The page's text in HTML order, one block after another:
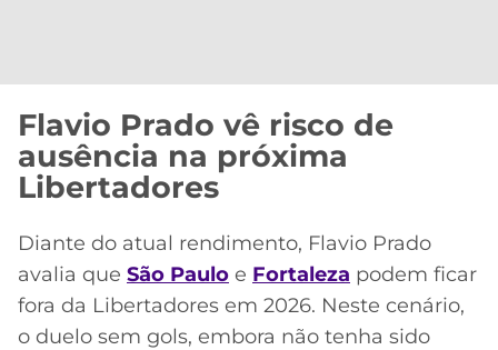
Flavio Prado vê risco de
ausência na próxima
Libertadores
Diante do atual rendimento, Flavio Prado
avalia que São Paulo e Fortaleza podem ficar
fora da Libertadores em 2026. Neste cenário,
o duelo sem gols, embora não tenha sido